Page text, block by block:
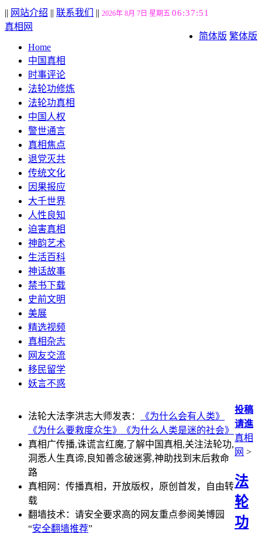
|| 网站介绍 || 联系我们 || 2026年 8月 7日 星期五 06:37:52
简体版 繁体版
真相网
Home
中国真相
时事评论
法轮功修炼
法轮功真相
中国人权
警世通言
真相焦点
退党灭共
传统文化
因果报应
大千世界
人性良知
迫害真相
神韵艺术
生活百科
神话故事
禁书下载
史前文明
美展
精选视频
真相杂志
网友交流
移民留学
妖言不惑
法轮大法李洪志大师发表：
《为什么会有人类》
《为什么要救度众生》
《为什么人类是迷的社会》
真相广传播,诛谎言红魔,了解中国真相,关注法轮功,
洞悉人生真谛,良知善念破迷雾,神助找到末后救命
路
真相网：传播真相，开放版权，原创首发，自由转
载
翻墙技术：请安全要求高的网友重点参阅美博园
“安全翻墙推荐”
投稿
请進
真相
网 >
法
轮
功